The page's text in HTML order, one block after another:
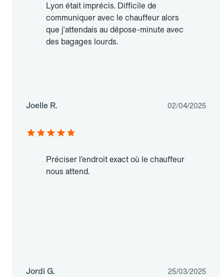
Lyon était imprécis. Difficile de
communiquer avec le chauffeur alors
que j'attendais au dépose-minute avec
des bagages lourds.
Joelle R. 02/04/2025
Préciser l’endroit exact où le chauffeur
nous attend.
Jordi G. 25/03/2025